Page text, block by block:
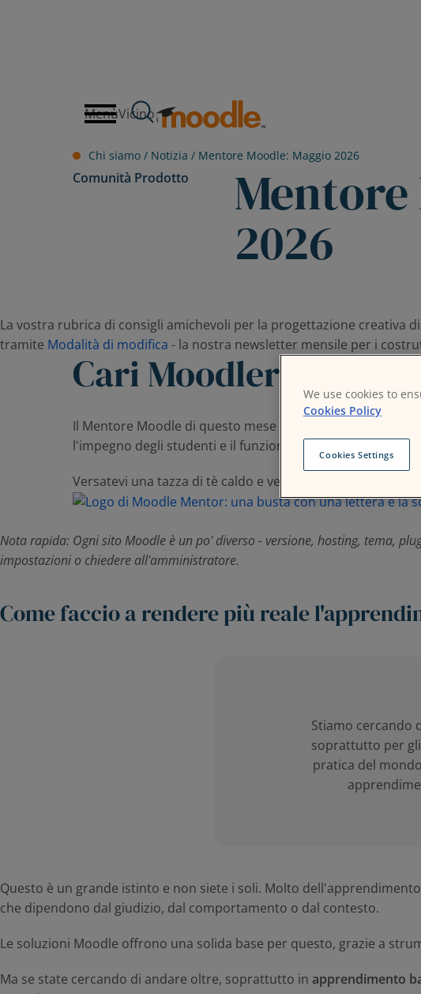
MenùVicino
Chi siamo / Notizia / Mentore Moodle: Maggio 2026
Comunità Prodotto Mentore
2026
La vostra rubrica di consigli amichevoli per la progettazione creativa
tramite Modalità di modifica - la nostra newsletter mensile per i
Cari Moodlers,
Il Mentore Moodle di questo mese si immerge in alcune
l'impegno degli studenti e il funzionamento dei corsi
Versatevi una tazza di tè caldo e vediamo cosa vi passa
Nota rapida: Ogni sito Moodle è un po' diverso - versione, hosting, tema,
impostazioni o chiedere all'amministratore.
Come faccio a rendere più reale
Stiamo cercando
soprattutto per
pratica del
Questo è un grande istinto e non siete i soli. Molto
che dipendono dal giudizio, dal comportamento o dal contesto.
Le soluzioni Moodle offrono una solida base per questo, grazie a
Ma se state cercando di andare oltre, soprattutto in apprendimento
We use cookies to
Cookies Policy
Cookies Settings